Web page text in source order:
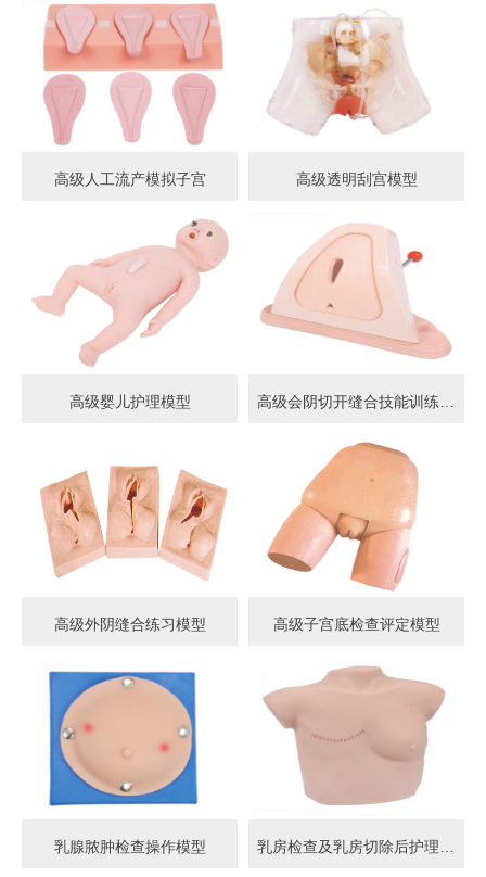
高级人工流产模拟子宫 高级透明刮宫模型
高级婴儿护理模型
高级外阴缝合练习模型 高级子宫底检查评定模型
乳腺脓肿检查操作模型